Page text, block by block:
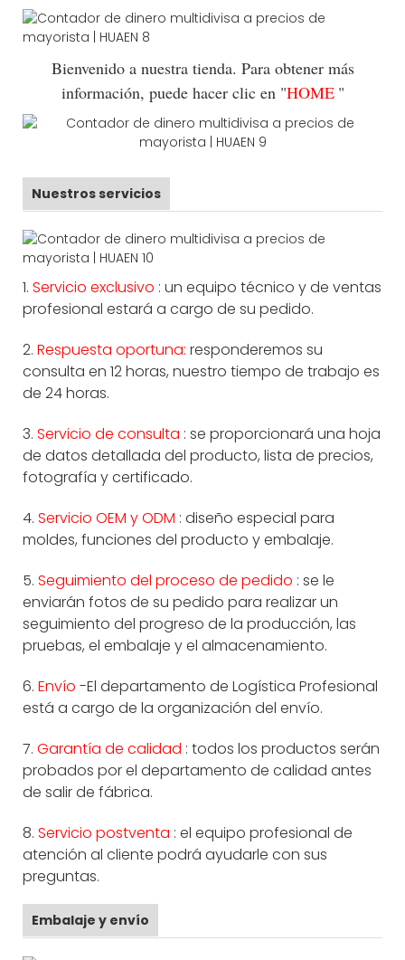
Bienvenido a nuestra tienda. Para obtener más
información, puede hacer clic en "HOME "
Nuestros servicios
1. Servicio exclusivo : un equipo técnico y de ventas
profesional estará a cargo de su pedido.
2. Respuesta oportuna: responderemos su
consulta en 12 horas, nuestro tiempo de trabajo es
de 24 horas.
3. Servicio de consulta : se proporcionará una hoja
de datos detallada del producto, lista de precios,
fotografía y certificado.
4. Servicio OEM y ODM : diseño especial para
moldes, funciones del producto y embalaje.
5. Seguimiento del proceso de pedido : se le
enviarán fotos de su pedido para realizar un
seguimiento del progreso de la producción, las
pruebas, el embalaje y el almacenamiento.
6. Envío -El departamento de Logística Profesional
está a cargo de la organización del envío.
7. Garantía de calidad : todos los productos serán
probados por el departamento de calidad antes
de salir de fábrica.
8. Servicio postventa : el equipo profesional de
atención al cliente podrá ayudarle con sus
preguntas.
Embalaje y envío